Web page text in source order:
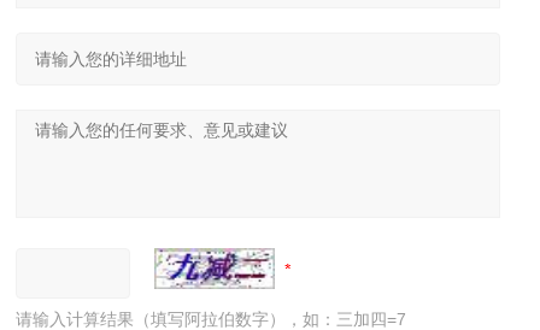
请输入计算结果（填写阿拉伯数字），如：三加四=7